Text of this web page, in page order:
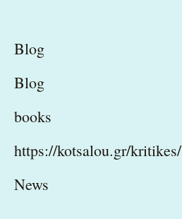
Blog
Blog
books
https://kotsalou.gr/kritikes/
News